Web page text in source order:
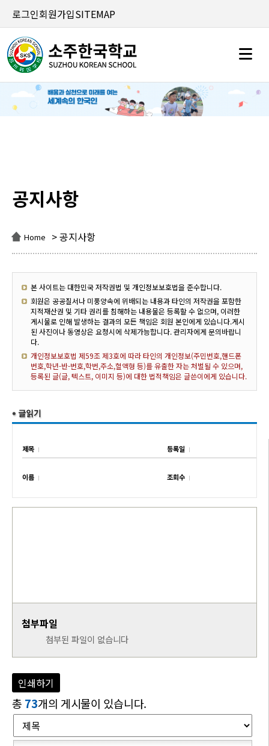
로그인회원가입SITEMAP
공지사항
Home > 공지사항
본 사이트는 대한민국 저작권법 및 개인정보보호법을 준수합니다.
회원은 공공질서나 미풍양속에 위배되는 내용과 타인의 저작권을 포함한
지적재산권 및 기타 권리를 침해하는 내용물은 등록할 수 없으며, 이러한
게시물로 인해 발생하는 결과의 모든 책임은 회원 본인에게 있습니다.게시
된 사진이나 동영상은 요청시에 삭제가능합니다. 관리자에게 문의바랍니
다.
개인정보보호법 제59조 제3호에 따라 타인의 개인정보(주민번호,핸드폰
번호,학년-반-번호,학번,주소,혈액형 등)를 유출한 자는 처벌될 수 있으며,
등록된 글(글, 텍스트, 이미지 등)에 대한 법적책임은 글쓴이에게 있습니다.
제목 등록일
이름 조회수
첨부파일
첨부된 파일이 없습니다
인쇄하기
총 73개의 게시물이 있습니다.